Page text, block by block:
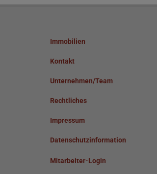
Immobilien
Kontakt
Unternehmen/Team
Rechtliches
Impressum
Datenschutzinformation
Mitarbeiter-Login